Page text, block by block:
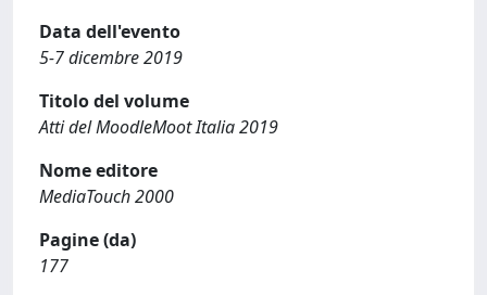
Data dell'evento
5-7 dicembre 2019
Titolo del volume
Atti del MoodleMoot Italia 2019
Nome editore
MediaTouch 2000
Pagine (da)
177